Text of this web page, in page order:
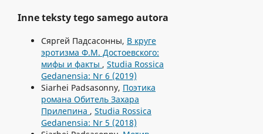
Inne teksty tego samego autora
Сяргей Падсасонны, В круге
эротизма Ф.M. Достоевского:
мифы и факты , Studia Rossica
Gedanensia: Nr 6 (2019)
Siarhei Padsasonny, Поэтика
pомана Обитель Захара
Прилепина , Studia Rossica
Gedanensia: Nr 5 (2018)